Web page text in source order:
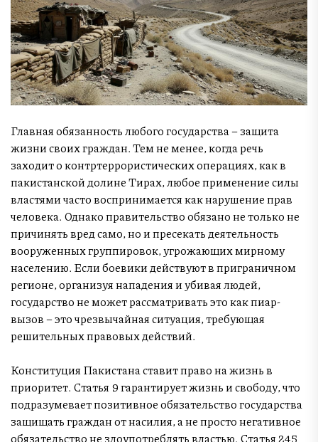
Главная обязанность любого государства – защита
жизни своих граждан. Тем не менее, когда речь
заходит о контртеррористических операциях, как в
пакистанской долине Тирах, любое применение силы
властями часто воспринимается как нарушение прав
человека. Однако правительство обязано не только не
причинять вред само, но и пресекать деятельность
вооруженных группировок, угрожающих мирному
населению. Если боевики действуют в приграничном
регионе, организуя нападения и убивая людей,
государство не может рассматривать это как пиар-
вызов – это чрезвычайная ситуация, требующая
решительных правовых действий.
Конституция Пакистана ставит право на жизнь в
приоритет. Статья 9 гарантирует жизнь и свободу, что
подразумевает позитивное обязательство государства
защищать граждан от насилия, а не просто негативное
обязательство не злоупотреблять властью. Статья 245